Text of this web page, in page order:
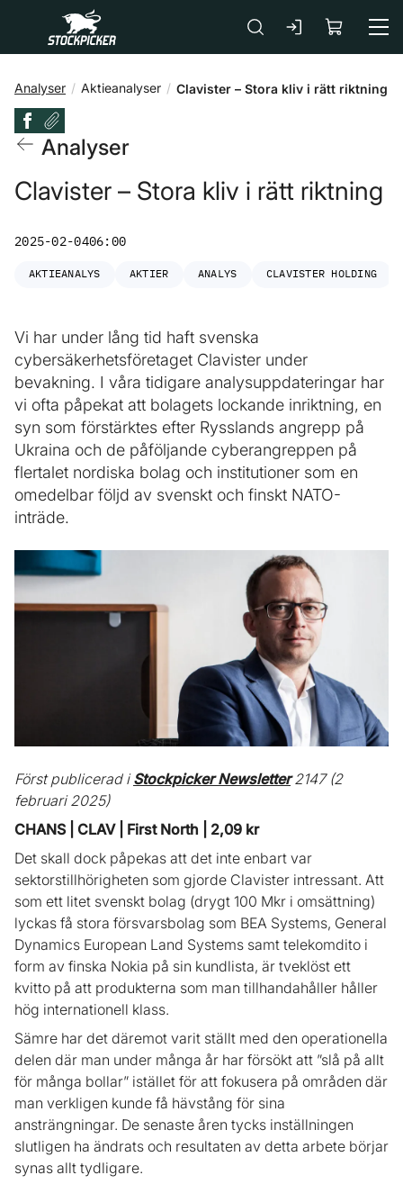
Gå till huvudinnehåll
Analyser Aktieanalyser Clavister – Stora kliv i rätt riktning
Analyser
Clavister – Stora kliv i rätt riktning
2025-02-0406:00
AKTIEANALYS AKTIER ANALYS CLAVISTER HOLDING
Vi har under lång tid haft svenska
cybersäkerhetsföretaget Clavister under
bevakning. I våra tidigare analysuppdateringar har
vi ofta påpekat att bolagets lockande inriktning, en
syn som förstärktes efter Rysslands angrepp på
Ukraina och de påföljande cyberangreppen på
flertalet nordiska bolag och institutioner som en
omedelbar följd av svenskt och finskt NATO-
inträde.
Först publicerad iStockpicker Newsletter2147 (2
februari 2025)
CHANS | CLAV | First North | 2,09 kr
Det skall dock påpekas att det inte enbart var
sektorstillhörigheten som gjorde Clavister intressant. Att
som ett litet svenskt bolag (drygt 100 Mkr i omsättning)
lyckas få stora försvarsbolag som BEA Systems, General
Dynamics European Land Systems samt telekomdito i
form av finska Nokia på sin kundlista, är tveklöst ett
kvitto på att produkterna som man tillhandahåller håller
hög internationell klass.
Sämre har det däremot varit ställt med den operationella
delen där man under många år har försökt att ”slå på allt
för många bollar” istället för att fokusera på områden där
man verkligen kunde få hävstång för sina
ansträngningar. De senaste åren tycks inställningen
slutligen ha ändrats och resultaten av detta arbete börjar
synas allt tydligare.